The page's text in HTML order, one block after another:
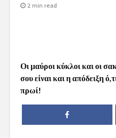
2 min read
Οι μαύροι κύκλοι και οι
σου είναι και η απόδειξη
πρωί!